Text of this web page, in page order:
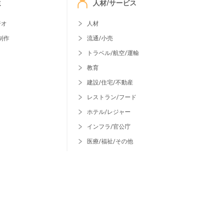
作
人材/サービス
人材
流通/小売
トラベル/航空/運輸
教育
建設/住宅/不動産
レストラン/フード
ホテル/レジャー
インフラ/官公庁
医療/福祉/その他